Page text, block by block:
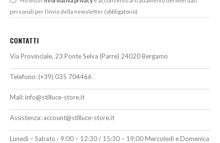
personali per l’invio della newsletter (obbligatorio)
CONTATTI
Via Provinciale, 23 Ponte Selva (Parre) 24020 Bergamo
Telefono: (+39) 035 704466
Mail:info@stilluce-store.it
Assistenza: account@stilluce-store.it
Lunedì – Sabato · 9:00 – 12:30 / 15:30 – 19:00 Mercoledì e Domenica